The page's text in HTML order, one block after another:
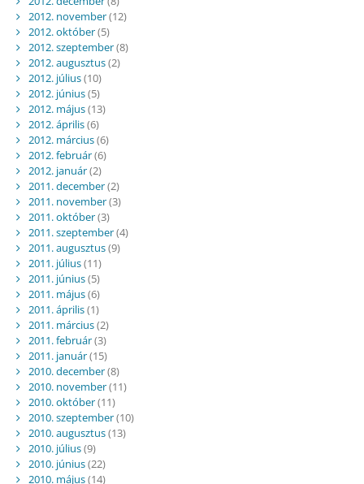
2012. november(12)
2012. október(5)
2012. szeptember(8)
2012. augusztus(2)
2012. július(10)
2012. június(5)
2012. május(13)
2012. április(6)
2012. március(6)
2012. február(6)
2012. január(2)
2011. december(2)
2011. november(3)
2011. október(3)
2011. szeptember(4)
2011. augusztus(9)
2011. július(11)
2011. június(5)
2011. május(6)
2011. április(1)
2011. március(2)
2011. február(3)
2011. január(15)
2010. december(8)
2010. november(11)
2010. október(11)
2010. szeptember(10)
2010. augusztus(13)
2010. július(9)
2010. június(22)
2010. május(14)